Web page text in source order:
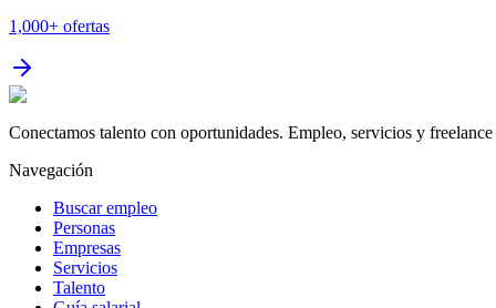
1,000+ ofertas
Conectamos talento con oportunidades. Empleo, servicios y
Navegación
Buscar empleo
Personas
Empresas
Servicios
Talento